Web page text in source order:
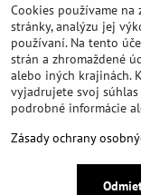
Cookies používame
stránky, analýzu jej
používaní. Na tento
strán a zhromaždené
alebo iných krajinách.
vyjadrujete svoj
podrobné informácie
Zásady ochrany